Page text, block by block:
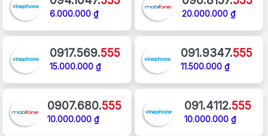
6.000.000 ₫ 20.000.000 ₫
0917.569.555
15.000.000 ₫
091.9347.555
11.500.000 ₫
0907.680.555
10.000.000 ₫
091.4112.555
10.000.000 ₫